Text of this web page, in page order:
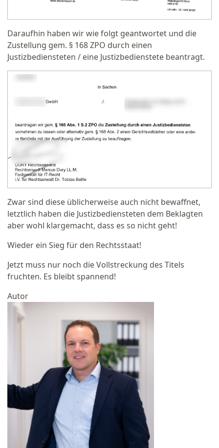
Daraufhin haben wir wie folgt geantwortet und die
Zustellung gem. § 168 ZPO durch einen
Justizbediensteten / eine Justizbedienstete beantragt.
Zwar sind diese üblicherweise auch nicht bewaffnet,
letztlich haben die Justizbediensteten dem Beklagten
aber wohl klargemacht, dass es so nicht geht!
Wieder ein Sieg für den Rechtsstaat!
Jetzt muss nur noch die Vollstreckung des Titels
fruchten. Es bleibt spannend!
Autor